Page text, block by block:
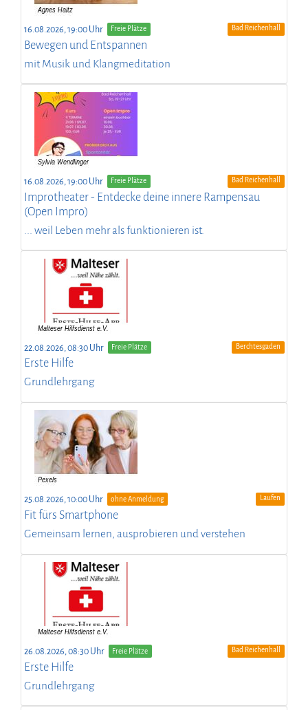
16.08.2026, 19:00 Uhr Freie Plätze Bad Reichenhall
Bewegen und Entspannen
mit Musik und Klangmeditation
16.08.2026, 19:00 Uhr Freie Plätze Bad Reichenhall
Improtheater - Entdecke deine innere Rampensau
(Open Impro)
... weil Leben mehr als funktionieren ist.
22.08.2026, 08:30 Uhr Freie Plätze Berchtesgaden
Erste Hilfe
Grundlehrgang
25.08.2026, 10:00 Uhr ohne Anmeldung Laufen
Fit fürs Smartphone
Gemeinsam lernen, ausprobieren und verstehen
26.08.2026, 08:30 Uhr Freie Plätze Bad Reichenhall
Erste Hilfe
Grundlehrgang